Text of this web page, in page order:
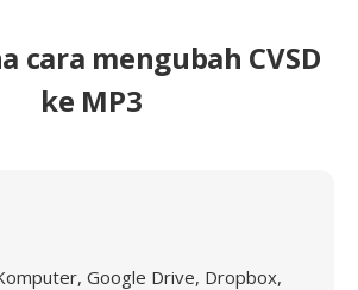
cara mengubah CVSD
ke MP3
Google Drive, Dropbox,